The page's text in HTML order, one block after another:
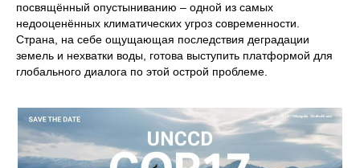
посвящённый опустыниванию – одной из самых
недооценённых климатических угроз современности.
Страна, на себе ощущающая последствия деградации
земель и нехватки воды, готова выступить платформой для
глобального диалога по этой острой проблеме.